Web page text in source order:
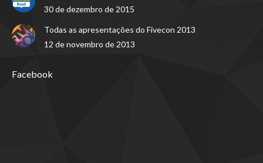
30 de dezembro de 2015
Todas as apresentações do Fivecon 2013
12 de novembro de 2013
Facebook